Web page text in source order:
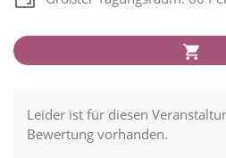
Leider ist für diesen
Bewertung vorhanden.